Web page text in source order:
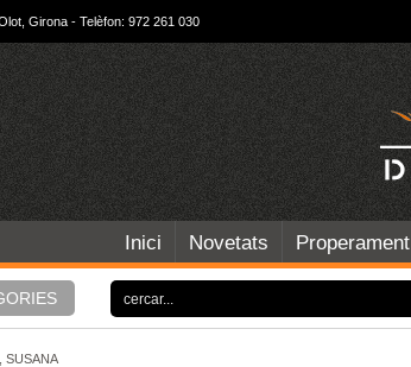
Girona - Telèfon: 972 261 030
Inici Novetats Properament
SUSANA